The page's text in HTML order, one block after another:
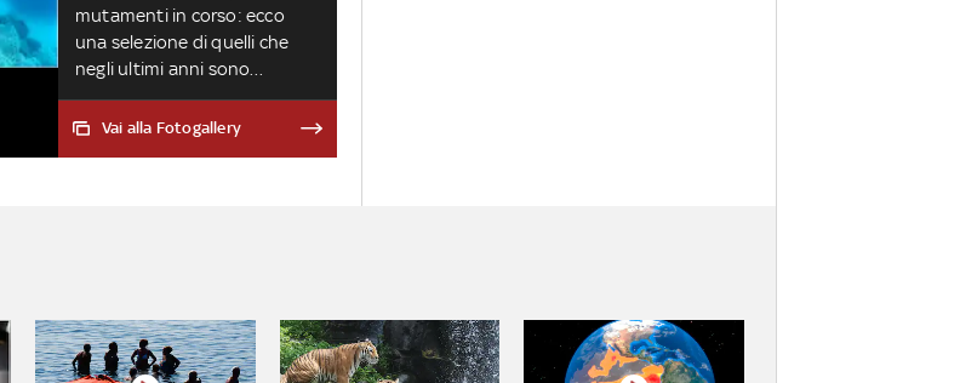
mutamenti in corso: ecco
una selezione di quelli che
negli ultimi anni sono
diventati virali o hanno
destato particolare
Vai alla Fotogallery